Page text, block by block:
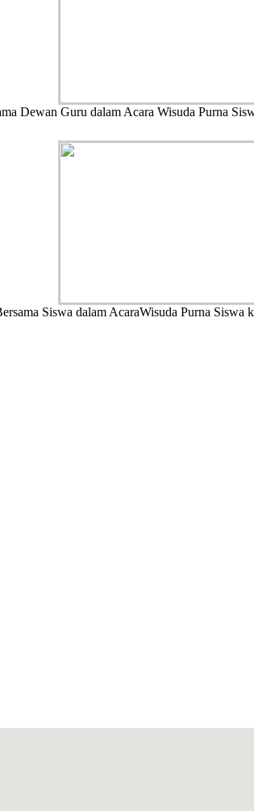
Dewan Guru dalam Acara Wisuda Purna
Siswa dalam AcaraWisuda Purna Siswa